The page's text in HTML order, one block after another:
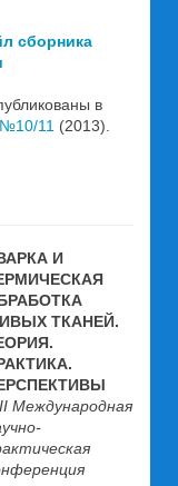
сборника
в
№10/11 (2013).
И
ТКАНЕЙ.
Международная